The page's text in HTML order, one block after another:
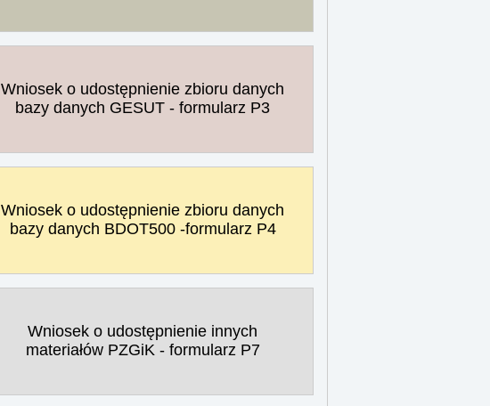
Wniosek o udostępnienie zbioru danych
bazy danych GESUT - formularz P3
Wniosek o udostępnienie zbioru danych
bazy danych BDOT500 -formularz P4
Wniosek o udostępnienie innych
materiałów PZGiK - formularz P7